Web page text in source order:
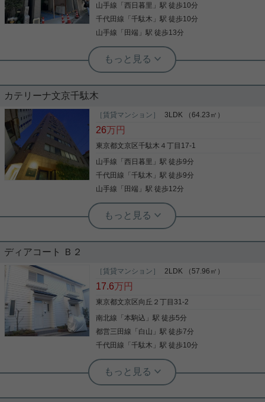
ホンにオートロック、とどなたでも安心してお住ま
い頂けます！ またスーパー・コンビニが物件近くに
多数ございますのでお買い物も楽々です！
写真(9)
山手線 「西日暮里 」駅 徒歩10分
千代田線 「千駄木 」駅 徒歩10分
山手線 「 田端 」駅 徒歩13分
根津駅前センター（実用根津ホーム株式会社 根津駅前センター） スタ
ッフ小西
飲食店相談可能な一括物件
飲食店利用可能な１棟物件 周辺には買い物施設も多
く、利用顧客が見込めます。
写真(9)
カテリーナ文京千駄木
［賃貸マンション］ 3LDK （64.23㎡）
26万円
東京都文京区千駄木４丁目17-1
山手線 「西日暮里 」駅 徒歩9分
千代田線 「千駄木 」駅 徒歩9分
山手線 「 田端 」駅 徒歩12分
根津駅前センター（実用根津ホーム株式会社 根津駅前センター） スタ
ッフ小西
２０２３年フルリノベーション済
生活環境の良いマンションです。 周辺には買い物施
設もたくさんあり便利です。 駅までも平坦で通勤も
快適です。
写真(9)
詳細を見る
ディアコート Ｂ２
［賃貸マンション］ 2LDK （57.96㎡）
17.6万円
東京都文京区向丘２丁目31-2
南北線 「本駒込 」駅 徒歩5分
都営三田線 「 白山 」駅 徒歩7分
千代田線 「千駄木 」駅 徒歩10分
根津駅前センター（実用根津ホーム株式会社 根津駅前センター） スタ
ッフ小西
ゆったり使えるメゾネットタイプ